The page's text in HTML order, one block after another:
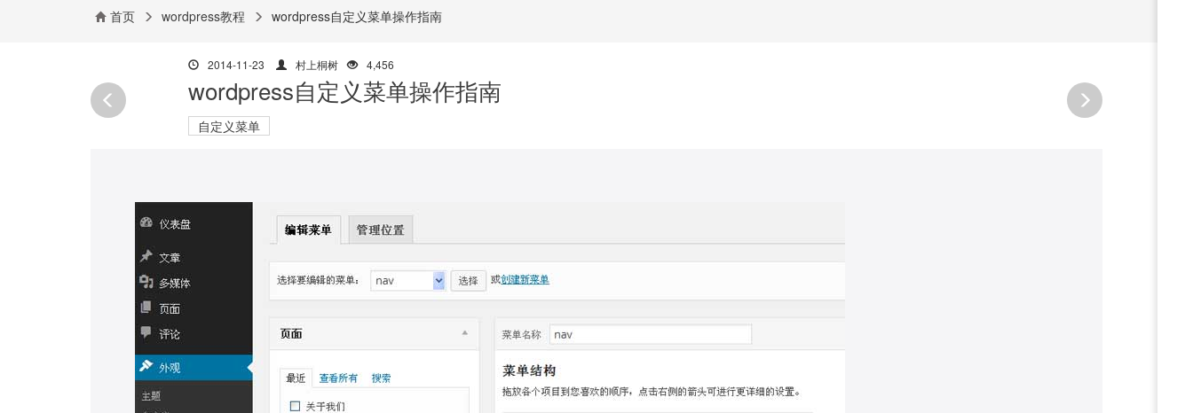
首页 wordpress教程 wordpress自定义菜单操作指南
2014-11-23 村上桐树 4,456
wordpress自定义菜单操作指南
自定义菜单